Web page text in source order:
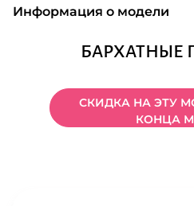
Информация о модели
БАРХАТНЫЕ
СКИДКА НА ЭТУ
КОНЦА